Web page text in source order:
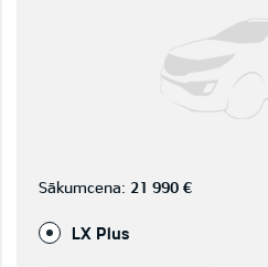
Sākumcena: 21 990 €
LX Plus